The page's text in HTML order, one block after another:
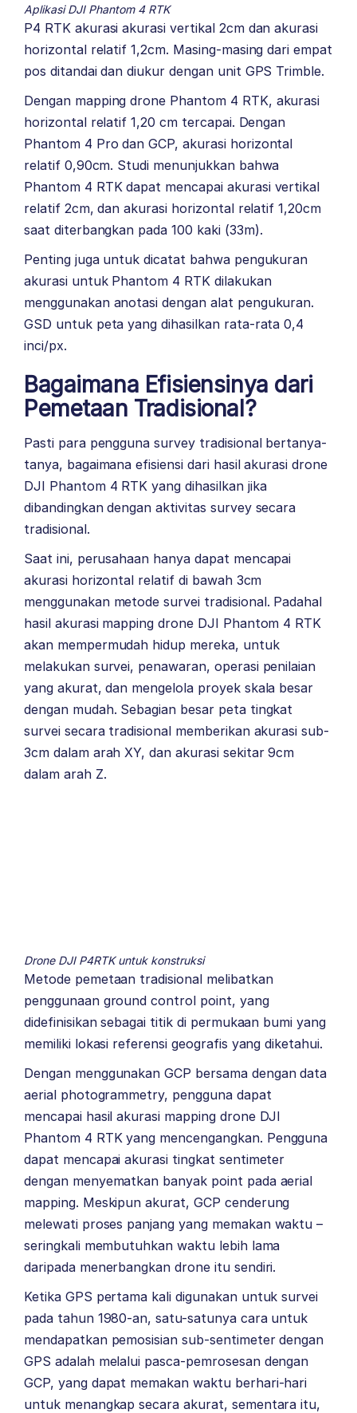
Aplikasi DJI Phantom 4 RTK
P4 RTK akurasi akurasi vertikal 2cm dan akurasi
horizontal relatif 1,2cm. Masing-masing dari empat
pos ditandai dan diukur dengan unit GPS Trimble.
Dengan mapping drone Phantom 4 RTK, akurasi
horizontal relatif 1,20 cm tercapai. Dengan
Phantom 4 Pro dan GCP, akurasi horizontal
relatif 0,90cm. Studi menunjukkan bahwa
Phantom 4 RTK dapat mencapai akurasi vertikal
relatif 2cm, dan akurasi horizontal relatif 1,20cm
saat diterbangkan pada 100 kaki (33m).
Penting juga untuk dicatat bahwa pengukuran
akurasi untuk Phantom 4 RTK dilakukan
menggunakan anotasi dengan alat pengukuran.
GSD untuk peta yang dihasilkan rata-rata 0,4
inci/px.
Bagaimana Efisiensinya dari
Pemetaan Tradisional?
Pasti para pengguna survey tradisional bertanya-
tanya, bagaimana efisiensi dari hasil akurasi drone
DJI Phantom 4 RTK yang dihasilkan jika
dibandingkan dengan aktivitas survey secara
tradisional.
Saat ini, perusahaan hanya dapat mencapai
akurasi horizontal relatif di bawah 3cm
menggunakan metode survei tradisional. Padahal
hasil akurasi mapping drone DJI Phantom 4 RTK
akan mempermudah hidup mereka, untuk
melakukan survei, penawaran, operasi penilaian
yang akurat, dan mengelola proyek skala besar
dengan mudah. Sebagian besar peta tingkat
survei secara tradisional memberikan akurasi sub-
3cm dalam arah XY, dan akurasi sekitar 9cm
dalam arah Z.
Drone DJI P4RTK untuk konstruksi
Metode pemetaan tradisional melibatkan
penggunaan ground control point, yang
didefinisikan sebagai titik di permukaan bumi yang
memiliki lokasi referensi geografis yang diketahui.
Dengan menggunakan GCP bersama dengan data
aerial photogrammetry, pengguna dapat
mencapai hasil akurasi mapping drone DJI
Phantom 4 RTK yang mencengangkan. Pengguna
dapat mencapai akurasi tingkat sentimeter
dengan menyematkan banyak point pada aerial
mapping. Meskipun akurat, GCP cenderung
melewati proses panjang yang memakan waktu –
seringkali membutuhkan waktu lebih lama
daripada menerbangkan drone itu sendiri.
Ketika GPS pertama kali digunakan untuk survei
pada tahun 1980-an, satu-satunya cara untuk
mendapatkan pemosisian sub-sentimeter dengan
GPS adalah melalui pasca-pemrosesan dengan
GCP, yang dapat memakan waktu berhari-hari
untuk menangkap secara akurat, sementara itu,